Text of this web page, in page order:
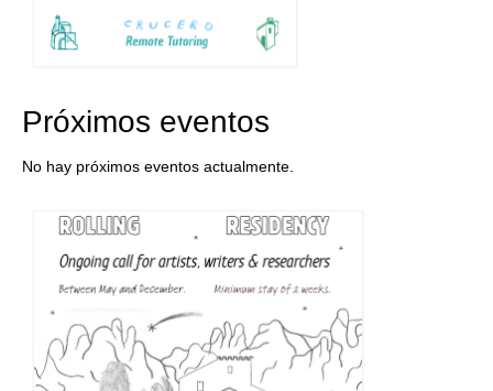
Próximos eventos
No hay próximos eventos actualmente.